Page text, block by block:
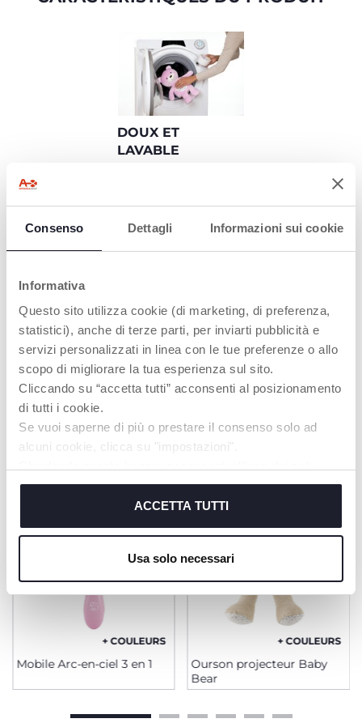
Consenso Dettagli Informazioni sui cookie
Informativa
Questo sito utilizza cookie (di marketing, di preferenza,
statistici), anche di terze parti, per inviarti pubblicità e
servizi personalizzati in linea con le tue preferenze o allo
scopo di migliorare la tua esperienza sul sito.
Cliccando su “accetta tutti” acconsenti al posizionamento
di tutti i cookie.
Se vuoi saperne di più o prestare il consenso solo ad
alcuni cookie, clicca su "impostazioni".
cookie tecnici, indispensabili per fruire del servizio
ACCETTA TUTTI
Usa solo necessari
DOUX ET
LAVABLE
matériau doux et de
des parties en
plastique souple.
facilement nettoyé en
PRODUITS POUVANT VOUS
INTÉRESSER
+ COULEURS
Mobile Arc-en-ciel 3 en 1
+ COULEURS
Ourson projecteur Baby
Bear